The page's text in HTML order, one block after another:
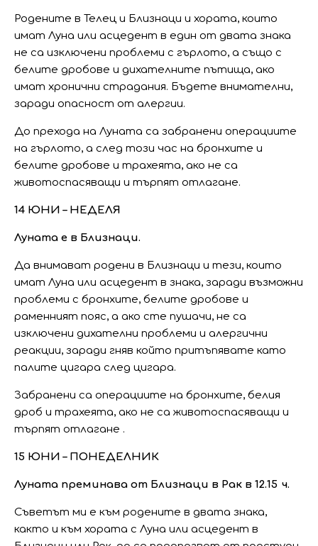
Родените в Телец и Близнаци и хората, които
имат Луна или асцедент в един от двата знака
не са изключени проблеми с гърлото, а също с
белите дробове и дихателните пътища, ако
имат хронични страдания. Бъдете внимателни,
заради опасност от алергии.
До прехода на Луната са забранени операциите
на гърлото, а след този час на бронхите и
белите дробове и трахеята, ако не са
животоспасяващи и търпят отлагане.
14 ЮНИ – НЕДЕЛЯ
Луната е в Близнаци.
Да внимават родени в Близнаци и тези, които
имат Луна или асцедент в знака, заради възможни
проблеми с бронхите, белите дробове и
раменният пояс, а ако сте пушачи, не са
изключени дихателни проблеми и алергични
реакции, заради гняв който притъпявате като
палите цигара след цигара.
Забранени са операциите на бронхите, белия
дроб и трахеята, ако не са животоспасяващи и
търпят отлагане .
15 ЮНИ – ПОНЕДЕЛНИК
Луната преминава от Близнаци в Рак в 12.15 ч.
Съветът ми е към родените в двата знака,
както и към хората с Луна или асцедент в